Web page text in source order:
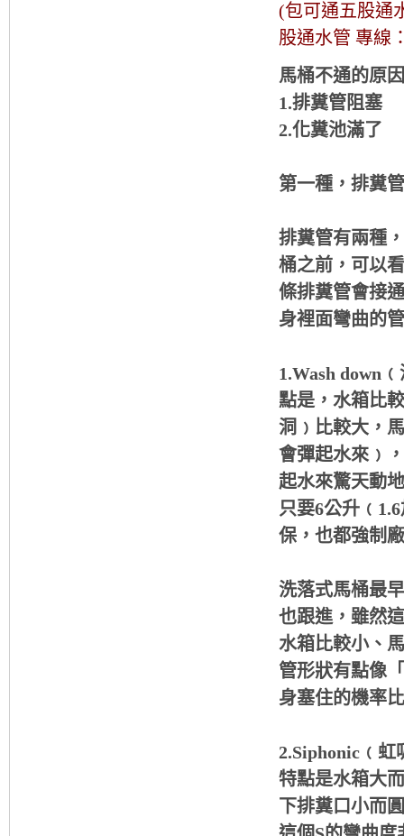
(包可通五股通
股通水管 專線
馬桶不通的原因
1.排糞管阻塞
2.化糞池滿了
第一種，排糞
排糞管有兩種
桶之前，可以
條排糞管會接
身裡面彎曲的
1.Wash
點是，水箱比
洞﹚比較大，
會彈起水來﹚
起水來驚天動
只要6公升
保，也都強制
洗落式馬桶最
也跟進，雖然
水箱比較小、
管形狀有點像
身塞住的機率
2.Siphonic﹙
特點是水箱大
下排糞口小而